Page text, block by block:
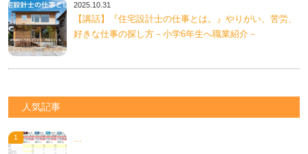
2025.10.31
【講話】『住宅設計士の仕事とは。』やりがい、苦労、
好きな仕事の探し方－小学6年生へ職業紹介－
人気記事
...